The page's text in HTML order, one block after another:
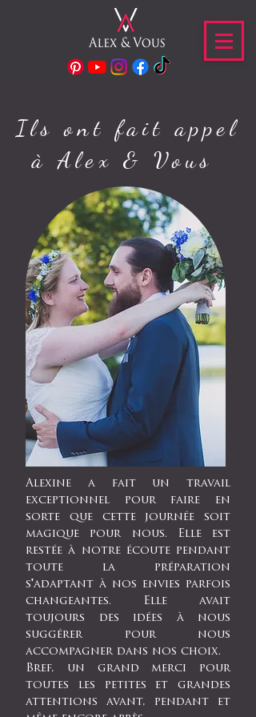
Ils ont fait appel
à Alex & Vous
Alexine a fait un travail
exceptionnel pour faire en
sorte que cette journée soit
magique pour nous. Elle est
restée à notre écoute pendant
toute la préparation
s'adaptant à nos envies parfois
changeantes. Elle avait
toujours des idées à nous
suggérer pour nous
accompagner dans nos choix.
Bref, un grand merci pour
toutes les petites et grandes
attentions avant, pendant et